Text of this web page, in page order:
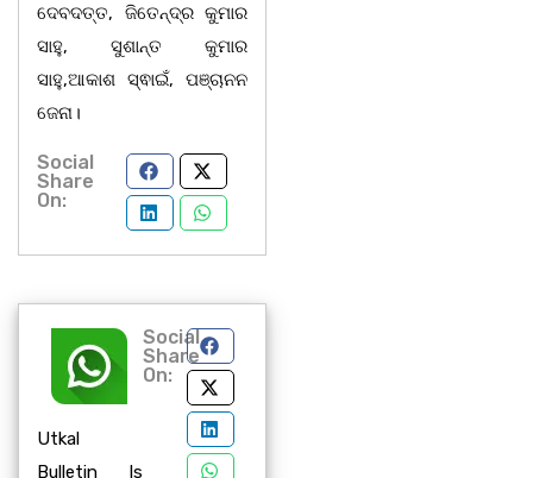
ଦେବଦତ୍ତ, ଜିତେନ୍ଦ୍ର କୁମାର
ସାହୁ, ସୁଶାନ୍ତ କୁମାର
ସାହୁ,ଆକାଶ ସ୍ଵାଇଁ, ପଞ୍ଚାନନ
ଜେନା।
Social
Share
On:
Utkal
Bulletin Is
Social
Share
On: